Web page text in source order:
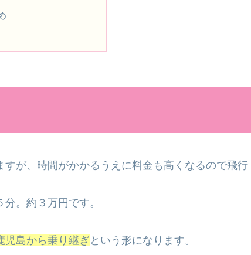
が、時間がかかるうえに料金も高くなるので飛行
。約３万円です。
児島から乗り継ぎという形になります。